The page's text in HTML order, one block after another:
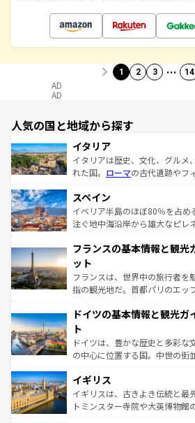
1 2 3 … 14
AD
AD
人気の国と地域から探す
イタリア
イタリアは歴史、文化、グルメ
れた国。 ローマの古代遺跡やフ
ろん、トスカーナの美しい田園
景など、自然景観も見逃せない
ピザやパスタなど、絶品のイタ
ませてくれるイタリアで、忘れ
なお、新着のイタリア情報は
しい。
スペイン
イベリア半島のほぼ80％を占め
注ぐ地中海沿岸から雄大なピレ
文化が根付くこの国では、情熱
れる闘牛、そして美味しいタパ
る。首都マドリードの洗練され
アートに溢れた街角から、地方
せる。地方によって風土や気候
ンテンツ一覧 を参照してほしい。
フランスの基本情報と観光
ット
フランスは、世界中の旅行者を
指の観光地だ。首都パリのエッ
で、幅広い魅力が詰まっている
聖堂、美しいビーチ、そして豊
から魅了する。また、フランス
れ、フランス料理はユネスコ無
香り高いラベンダー畑など、多
らに、パリ以外の地域にも魅力
も豊かな歴史と文化が息づいて
ドイツの基本情報と観光ガ
ト
ドイツは、豊かな歴史と多彩な
の中心に位置する国。中世の街
顔を持つこの国は、どこを歩い
ルリンの文化的活気、バイエル
してライン川沿いのワイン畑と
イギリス
イギリスは、古きよき伝統と最
トミンスター寺院や大英博物館